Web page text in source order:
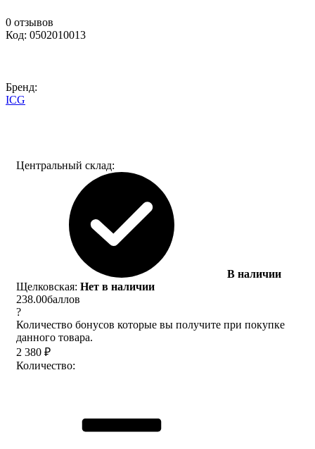
0 отзывов
Код: 0502010013
Бренд:
ICG
Центральный склад:
В наличии
Щелковская: Нет в наличии
238.00баллов
?
Количество бонусов которые вы получите при покупке
данного товара.
2 380 ₽
Количество: